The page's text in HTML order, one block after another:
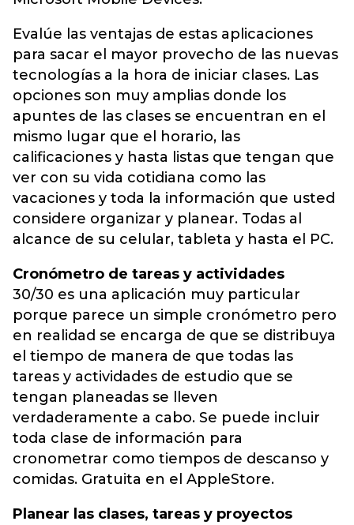
Evalúe las ventajas de estas aplicaciones
para sacar el mayor provecho de las nuevas
tecnologías a la hora de iniciar clases. Las
opciones son muy amplias donde los
apuntes de las clases se encuentran en el
mismo lugar que el horario, las
calificaciones y hasta listas que tengan que
ver con su vida cotidiana como las
vacaciones y toda la información que usted
considere organizar y planear. Todas al
alcance de su celular, tableta y hasta el PC.
Cronómetro de tareas y actividades
30/30 es una aplicación muy particular
porque parece un simple cronómetro pero
en realidad se encarga de que se distribuya
el tiempo de manera de que todas las
tareas y actividades de estudio que se
tengan planeadas se lleven
verdaderamente a cabo. Se puede incluir
toda clase de información para
cronometrar como tiempos de descanso y
comidas. Gratuita en el AppleStore.
Planear las clases, tareas y proyectos